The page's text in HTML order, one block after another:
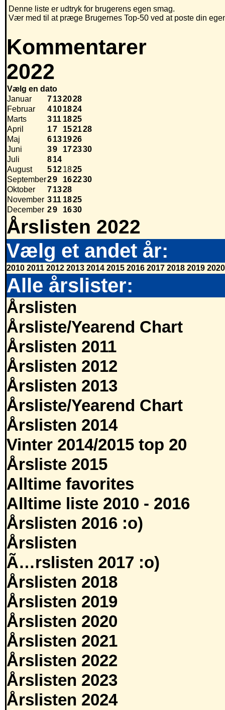
Denne liste er udtryk for brugerens egen smag.
Vær med til at præge Brugernes Top-50 ved at poste din
Kommentarer
2022
Vælg en dato
Januar
7132028
Februar
4101824
Marts
311 1825
April
17 152128
Maj
6131926
Juni
39 172330
Juli
814
August
5121825
September29 162230
Oktober
71328
November 311 1825
December 29 1630
Årslisten 2022
Vælg et andet år:
2010 2011 2012 2013 2014 2015 2016 2017 2018 2019 2020
Alle årslister:
Årslisten
Årsliste/Yearend Chart
Årslisten 2011
Årslisten 2012
Årslisten 2013
Årsliste/Yearend Chart
Årslisten 2014
Vinter 2014/2015 top 20
Årsliste 2015
Alltime favorites
Alltime liste 2010 - 2016
Årslisten 2016 :o)
Årslisten
Ã…rslisten 2017 :o)
Årslisten 2018
Årslisten 2019
Årslisten 2020
Årslisten 2021
Årslisten 2022
Årslisten 2023
Årslisten 2024